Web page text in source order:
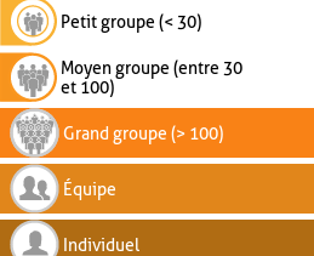
Petit groupe (< 30)
Moyen groupe (entre 30
et 100)
Grand groupe (> 100)
Équipe
Individuel